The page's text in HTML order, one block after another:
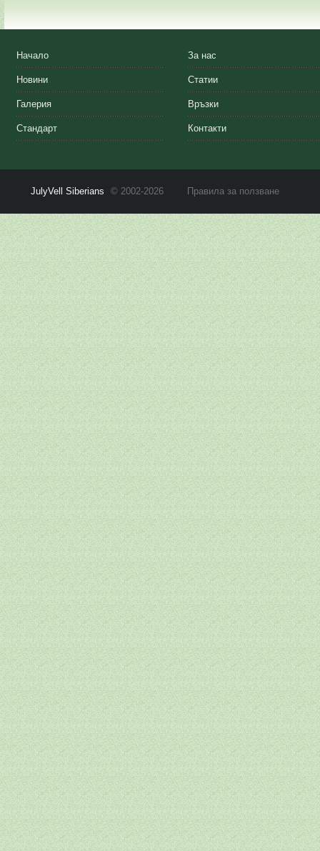
Начало
Новини
Галерия
Стандарт
За нас
Статии
Връзки
Контакти
JulyVell Siberians © 2002-2026 Правила за ползване